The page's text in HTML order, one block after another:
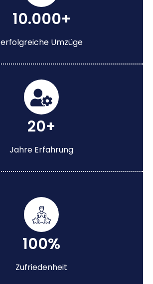
10.000+
erfolgreiche Umzüge
20+
Jahre Erfahrung
100%
Zufriedenheit